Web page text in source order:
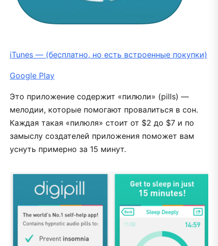
iTunes — (бесплатно, но есть встроенные покупки)
Google Play
Это приложение содержит «пилюли» (pills) —
мелодии, которые помогают провалиться в сон.
Каждая такая «пилюля» стоит от $2 до $7 и по
замыслу создателей приложения поможет вам
уснуть примерно за 15 минут.